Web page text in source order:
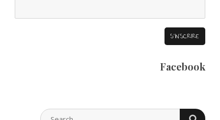
Facebook
SEARCH